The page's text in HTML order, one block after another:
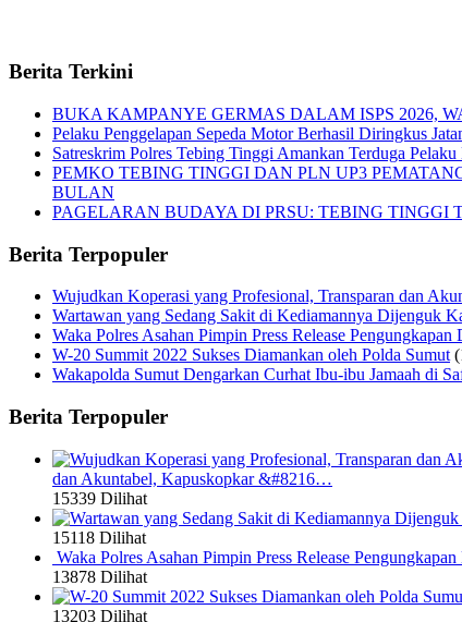
Berita Terkini
BUKA KAMPANYE GERMAS DALAM ISPS 2026,
Pelaku Penggelapan Sepeda Motor Berhasil Diringkus
Satreskrim Polres Tebing Tinggi Amankan Terduga
PEMKO TEBING TINGGI DAN PLN UP3
BULAN
PAGELARAN BUDAYA DI PRSU: TEBING
Berita Terpopuler
Wujudkan Koperasi yang Profesional, Transparan dan
Wartawan yang Sedang Sakit di Kediamannya Dijenguk
Waka Polres Asahan Pimpin Press Release
W-20 Summit 2022 Sukses Diamankan oleh Polda Sumut
Wakapolda Sumut Dengarkan Curhat Ibu-ibu Jamaah di
Berita Terpopuler
dan Akuntabel, Kapuskopkar &#8216…
15339 Dilihat
15118 Dilihat
Waka Polres Asahan Pimpin Press Release
13878 Dilihat
13203 Dilihat